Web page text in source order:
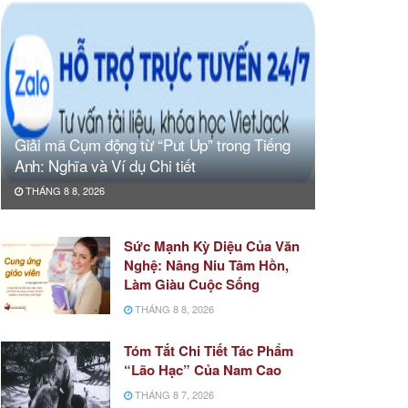
Giải mã Cụm động từ “Put Up” trong Tiếng
Anh: Nghĩa và Ví dụ Chi tiết
THÁNG 8 8, 2026
Sức Mạnh Kỳ Diệu Của Văn
Nghệ: Nâng Niu Tâm Hồn,
Làm Giàu Cuộc Sống
THÁNG 8 8, 2026
Tóm Tắt Chi Tiết Tác Phẩm
“Lão Hạc” Của Nam Cao
THÁNG 8 7, 2026